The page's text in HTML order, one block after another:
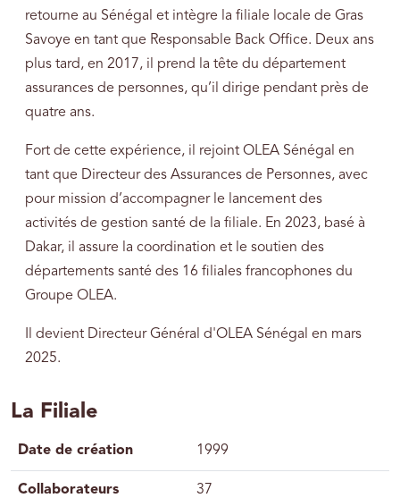
retourne au Sénégal et intègre la filiale locale de Gras
Savoye en tant que Responsable Back Office. Deux ans
plus tard, en 2017, il prend la tête du département
assurances de personnes, qu’il dirige pendant près de
quatre ans.
Fort de cette expérience, il rejoint OLEA Sénégal en
tant que Directeur des Assurances de Personnes, avec
pour mission d’accompagner le lancement des
activités de gestion santé de la filiale. En 2023, basé à
Dakar, il assure la coordination et le soutien des
départements santé des 16 filiales francophones du
Groupe OLEA.
Il devient Directeur Général d'OLEA Sénégal en mars
2025.
La Filiale
Date de création 1999
Collaborateurs 37